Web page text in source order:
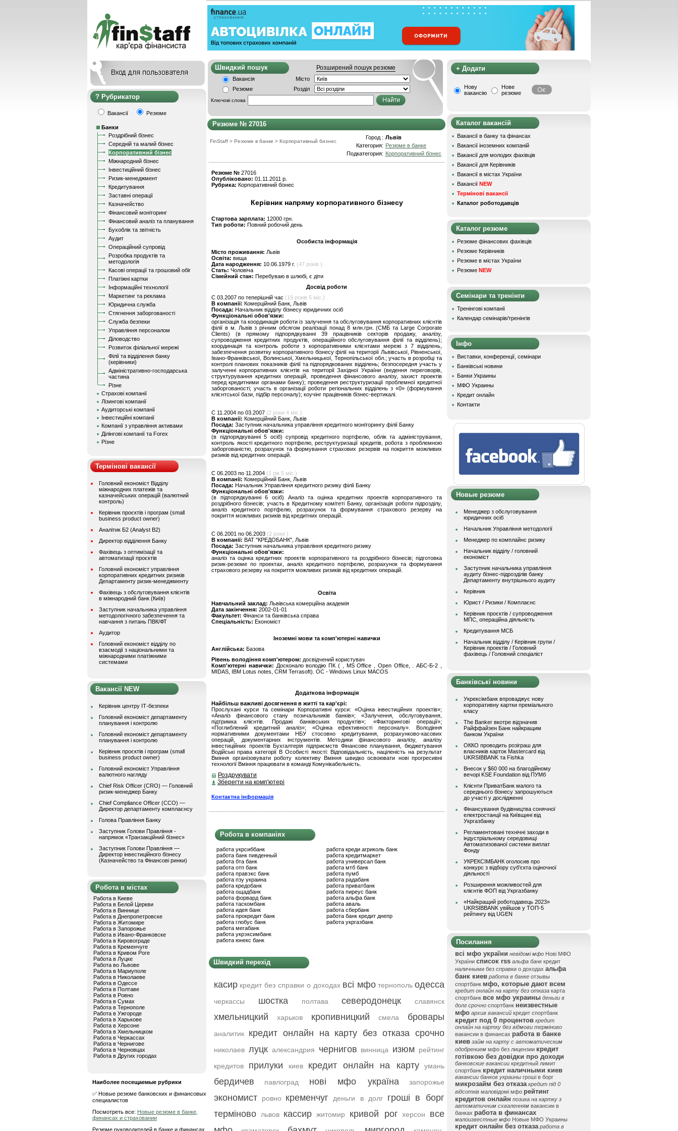
Рубрикатор
Вакансії Резюме
Банки
Роздрібний бізнес
Середній та малий бізнес
Корпоративний бізнес
Міжнародний бізнес
Інвестиційний бізнес
Ризик-менеджмент
Кредитування
Заставні операції
Казначейство
Фінансовий моніторинг
Фінансовий аналіз та планування
Бухоблік та звітність
Аудит
Операційний супровід
Розробка продуктів та
методологія
Касові операції та грошовий обіг
Платіжні картки
Інформаційні технології
Маркетинг та реклама
Юридична служба
Стягнення заборгованості
Служба безпеки
Управління персоналом
Діловодство
Розвиток філіальної мережі
Філії та відділення банку
(керівники)
Адміністративно-господарська
частина
Різне
Страхові компанії
Лізингові компанії
Аудиторські компанії
Інвестиційні компанії
Компанії з управління активами
Ділінгові компанії та Forex
Різне
Термінові вакансії
Головний економіст Відділу
міжнародних платежів та
казначейських операцій (валютний
контроль)
Керівник проєктів і програм (small
business product owner)
Аналітик Б2 (Analyst B2)
Директор відділення Банку
Фахівець з оптимізації та
автоматизації проєктів
Головний економіст управління
корпоративних кредитних ризиків
Департаменту ризик-менеджменту
Фахівець з обслуговування клієнтів
в міжнародний банк (Київ)
Заступник начальника управління
методологічного забезпечення та
навчання з питань ПВК/ФТ
Аудитор
Головний економіст відділу по
взаємодії з національними та
міжнародними платіжними
системами
Вакансії NEW
Керівник центру ІТ-безпеки
Головний економіст департаменту
планування і контролю
Головний економіст департаменту
планування і контролю
Керівник проєктів і програм (small
business product owner)
Головний економіст Управління
валютного нагляду
Chief Risk Officer (CRO) — Головний
ризик-менеджер Банку
Chief Compliance Officer (CCO) —
Директор департаменту комплаєнсу
Голова Правління Банку
Заступник Голови Правління -
напрямок «Транзакційний бізнес»
Заступник Голови Правління —
Директор інвестиційного бізнесу
(Казначейство та Фінансові ринки)
Робота в містах
Работа в Киеве
Работа в Белой Церкви
Работа в Виннице
Работа в Днепропетровске
Работа в Житомире
Работа в Запорожье
Работа в Ивано-Франковске
Работа в Кировограде
Работа в Кременчуге
Работа в Кривом Роге
Работа в Луцке
Работа во Львове
Работа в Мариуполе
Работа в Николаеве
Работа в Одессе
Работа в Полтаве
Работа в Ровно
Работа в Сумах
Работа в Тернополе
Работа в Ужгороде
Работа в Харькове
Работа в Херсоне
Работа в Хмельницком
Работа в Черкассах
Работа в Чернигове
Работа в Черновцах
Работа в Других городах
Наиболее посещаемые рубрики
✅ Новые резюме банковских и финансовых
специалистов
Посмотреть все: Новые резюме в банке,
финансах и страховании
Резюме руководителей в банке и финансах
Швидкий пошук Розширений пошук резюме
Вакансія
Місто
Резюме
Розділ
Ключові слова
Резюме № 27016
FinStaff > Резюме в банке > Корпоративный бизнес
Город : Львів
Категория: Резюме в банке
Подкатегория: Корпоративний бізнес
Резюме № 27016
Опубліковано: 01.11.2011 р.
Рубрика: Корпоративний бізнес
Керівник напряму корпоративного бізнесу
Стартова зарплата: 12000 грн.
Тип роботи: Повний робочий день
Особиста інформація
Місто проживання: Львів
Освіта: вища
Дата народження: 10.06.1979 г. (47 років )
Стать: Чоловіча
Сімейний стан: Перебуваю в шлюбі, є діти
Досвід роботи
C 03.2007 по теперішній час (19 років 5 міс.)
В компанії: Комерційний Банк, Львів
Посада: Начальник відділу бізнесу юридичних осіб
Функціональні обов'язки:
організація та координація роботи із залучення та обслуговування корпоративних клієнтів
філії в м. Львів з річним обсягом реалізації понад 8 млн.грн. (СМБ та Large Corporate
Clients) (в прямому підпорядкуванні 39 працівників секторів продажу, аналізу,
супроводження кредитних продуктів, операційного обслуговування філії та відділень);
координація та контроль роботи з корпоративними клієнтами мережі з 7 відділень,
забезпечення розвитку корпоративного бізнесу філії на території Львівської, Рівненської,
Івано-Франківської, Волинської, Хмельницької, Тернопільської обл.; участь в розробці та
контролі планових показників філії та підпорядкованих відділень; безпосередня участь у
залученні корпоративних клієнтів на території Західної України (ведення переговорів,
структурування кредитних операцій, проведення фінансового аналізу, захист проектів
перед кредитними органами банку); проведення реструктуризації проблемної кредитної
заборгованості; участь в організації роботи регіональних відділень з «0» (формування
клієнтської бази, підбір персоналу); коучінг працівників бізнес-вертикалі.
C 11.2004 по 03.2007 (2 роки 4 міс.)
В компанії: Комерційний Банк, Львів
Посада: Заступник начальника управління кредитного моніторингу філії Банку
Функціональні обов'язки:
(в підпорядкуванні 5 осіб) супровід кредитного портфелю, облік та адміністрування,
контроль якості кредитного портфелю, реструктуризації кредитів, робота з проблемною
заборгованістю, розрахунок та формування страхових резервів на покриття можливих
ризиків від кредитних операцій.
C 06.2003 по 11.2004 (1 рік 5 міс.)
В компанії: Комерційний Банк, Львів
Посада: Начальник Управління кредитного ризику філії Банку
Функціональні обов'язки:
(в підпорядкуванні 6 осіб) Аналіз та оцінка кредитних проектів корпоративного та
роздрібного бізнесів; участь в Кредитному комітеті Банку, організація роботи підрозділу,
аналіз кредитного портфелю, розрахунок та формування страхового резерву на
покриття можливих ризиків від кредитних операцій.
C 06.2001 по 06.2003 (2 роки )
В компанії: ВАТ "КРЕДОБАНК", Львів
Посада: Заступник начальника управління кредитного ризику
Функціональні обов'язки:
аналіз та оцінка кредитних проектів корпоративного та роздрібного бізнесів; підготовка
ризик-резюме по проектах, аналіз кредитного портфелю, розрахунок та формування
страхового резерву на покриття можливих ризиків від кредитних операцій.
Освіта
Навчальний заклад: Львівська комерційна академія
Дата закінчення: 2002-01-01
Факультет: Фінанси та банківська справа
Спеціальність: Економіст
Іноземні мови та комп'ютерні навички
Англійська: Базова
Рівень володіння комп'ютером: досвідчений користувач
Комп'ютерні навички: Досконало володію ПК ( , MS Office , Open Office, . АБС-Б-2 ,
MIDAS, IBM Lotus notes, CRM Terrasoft). ОС - Windows Linux MACOS
Додаткова інформація
Найбільш важливі досягнення в житті та кар'єрі:
Прослухані курси та семінари Корпоративні курси: «Оцінка інвестиційних проектів»;
«Аналіз фінансового стану позичальників банків»; «Залучення, обслуговування,
підтримка клієнтів. Продажі банківських продуктів»; «Факторингові операції»;
«Поглиблений кредитний аналіз»; «Оцінка ефективності персоналу». Володіння
нормативними документами НБУ стосовно кредитування, розрахунково-касових
операцій, документарних інструментів. Методики фінансового аналізу, аналізу
інвестиційних проектів Бухгалтерія підприємств Фінансове планування, бюджетування
Водійські права категорії В Особисті якості: Відповідальність, націленість на результат
Вміння організовувати роботу колективу Вміння швидко освоювати нові прогресивні
технології Вміння працювати в команді Комунікабельність.
Роздрукувати
Зберегти на комп'ютері
Контактна інформація
Робота в компаніях
работа укрсиббанк
работа банк пивденный
работа бта банк
работа отп банк
работа правэкс банк
работа пзу украина
работа кредобанк
работа ощадбанк
работа форвард банк
работа таскомбанк
работа идея банк
работа прокредит банк
работа глобус банк
работа мегабанк
работа укрэксимбанк
работа юнекс банк
работа креди агриколь банк
работа кредитмаркет
работа универсал банк
работа мтб банк
работа пумб
работа радабанк
работа приватбанк
работа пиреус банк
работа альфа банк
работа аваль
работа сбербанк
работа банк кредит днепр
работа укргазбанк
Швидкий перехід
касир кредит без справки о доходах всі мфо тернополь одесса
черкассы шостка полтава северодонецк славянск
хмельницкий харьков кропивницкий смела бровары
аналитик кредит онлайн на карту без отказа срочно
николаев луцк александрия чернигов винница изюм рейтинг
кредитов
прилуки киев кредит онлайн на карту умань
бердичев павлоград нові мфо україна запорожье
экономист ровно кременчуг деньги в долг
гроші в борг
терміново
львов кассир житомир кривой рог херсон
все
+ Додати
Нову
вакансію
Нове
резюме
Каталог вакансій
Вакансії в банку та фінансах
Вакансії іноземних компаній
Вакансії для молодих фахівців
Вакансії для Керівників
Вакансії в містах України
Вакансії NEW
Термінові вакансії
Каталог роботодавців
Каталог резюме
Резюме фінансових фахівців
Резюме Керівників
Резюме в містах України
Резюме NEW
Семінари та тренінги
Тренінгові компанії
Календар семінарів/тренінгів
Інфо
Виставки, конференції, семінари
Банківські новини
Банки Украины
МФО Украины
Кредит онлайн
Контакти
Новые резюме
Менеджер з обслуговування
юридичних осіб
Начальник Управління методології
Менеджер по комплайнс ризику
Начальник відділу / головний
економіст
Заступник начальника управління
аудиту бізнес-підрозділів банку
Департаменту внутрішнього аудиту
Керівник
Юрист / Ризики / Комплаєнс
Керівник проєктів / супроводження
МПС, операційна діяльність
Кредитування МСБ
Начальник вiддiлу / Керівник групи /
Керівник проектів / Головний
фахівець / Головний спеціаліст
Банківські новини
Укрексімбанк впроваджує нову
корпоративну картки преміального
класу
The Banker вкотре відзначив
Райффайзен Банк найкращим
банком України
ОККО проводить розіграш для
власників карток Mastercard від
UKRSIBBANK та Fishka
Внесок у $60 000 на благодійному
вечорі KSE Foundation від ПУМб
Клієнти ПриватБанк малого та
середнього бізнесу запрошуються
до участі у дослідженні
Фінансування будівництва сонячної
електростанції на Київщині від
Укргазбанку
Регламентовані технічні заходи в
індустріальному середовищі
Автоматизованої системи виплат
Фонду
УКРЕКСІМБАНК оголосив про
конкурс з відбору суб’єкта оціночної
діяльності
Розширення можливостей для
клієнтів ФОП від Укргазбанку
«Найкращий роботодавець 2023»
UKRSIBBANK увійшов у ТОП-5
рейтингу від UGEN
Посилання
всі мфо україни невідомі мфо Нові МФО
України список rss альфа банк кредит
наличными без справки о доходах альфа
банк киев работа в банке отзывы
спортбанк мфо, которые дают всем
кредит онлайн на карту без отказа карта
спортбанк все мфо украины деньги в
долг срочно спортбанк неизвестные
мфо архив вакансий кредит спортбанк
кредит под 0 процентов кредит
онлайн на картку без відмови терміново
вакансии в финансах работа в банке
киев займ на карту с автоматическим
одобрением мфо без лицензии кредит
готівкою без довідки про доходи
банковские вакансии кредитный лимит
спортбанк кредит наличными киев
вакансии банков украины гроші в борг
микрозайм без отказа кредит під 0
відсотків маловідомі мфо рейтинг
кредитов онлайн позика на картку з
автоматичним схваленням вакансии в
банках работа в финансах
малоизвестные мфо Новые МФО Украины
кредит онлайн без отказа работа в